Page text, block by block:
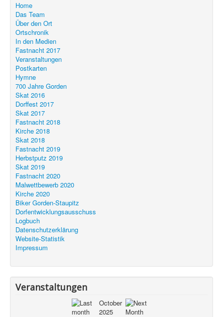
Home
Das Team
Über den Ort
Ortschronik
In den Medien
Fastnacht 2017
Veranstaltungen
Postkarten
Hymne
700 Jahre Gorden
Skat 2016
Dorffest 2017
Skat 2017
Fastnacht 2018
Kirche 2018
Skat 2018
Fastnacht 2019
Herbstputz 2019
Skat 2019
Fastnacht 2020
Malwettbewerb 2020
Kirche 2020
Biker Gorden-Staupitz
Dorfentwicklungsausschuss
Logbuch
Datenschutzerklärung
Website-Statistik
Impressum
Veranstaltungen
October
2025